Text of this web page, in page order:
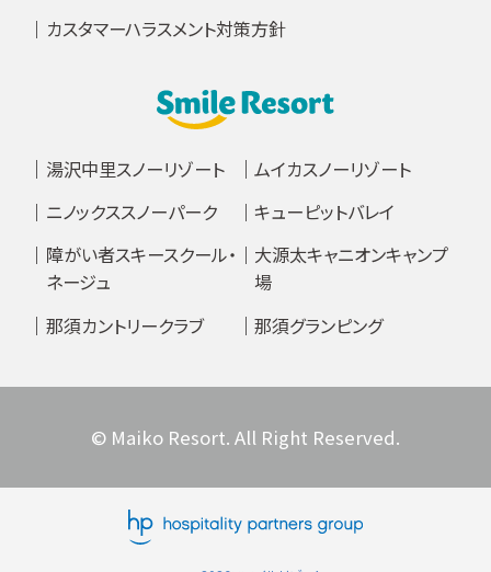
カスタマーハラスメント対策方針
湯沢中里スノーリゾート
ムイカスノーリゾート
ニノックススノーパーク
キューピットバレイ
障がい者スキースクール・
ネージュ
大源太キャニオンキャンプ
場
那須カントリークラブ
那須グランピング
© Maiko Resort. All Right Reserved.